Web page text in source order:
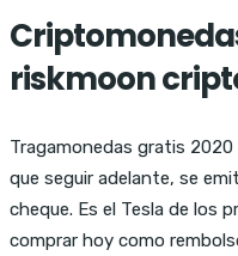
riskmoon
Tragamonedas gratis 2020
que seguir adelante, se
cheque. Es el Tesla de los
comprar hoy como